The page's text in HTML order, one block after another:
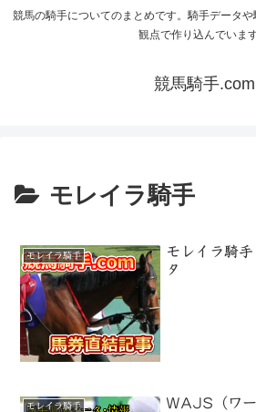
競馬の騎手についてのまとめです。騎手データ
観点で作り込んでいます
競馬騎手.com
モレイラ騎手
モレイラ騎手
モレイラ騎
タ
モレイラ騎手
WAJS（ワ